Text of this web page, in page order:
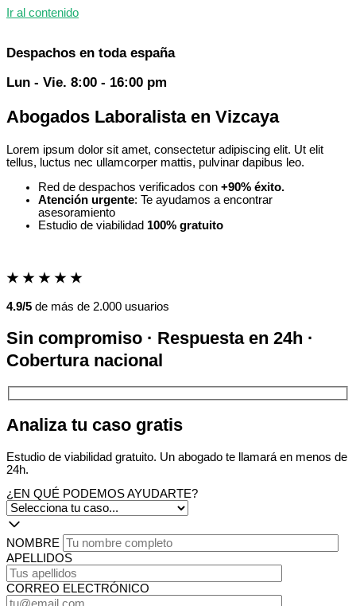
Ir al contenido
Despachos en toda españa
Lun - Vie. 8:00 - 16:00 pm
Abogados Laboralista en Vizcaya
Lorem ipsum dolor sit amet, consectetur adipiscing elit. Ut elit
tellus, luctus nec ullamcorper mattis, pulvinar dapibus leo.
Red de despachos verificados con +90% éxito.
Atención urgente: Te ayudamos a encontrar
asesoramiento
Estudio de viabilidad 100% gratuito
★ ★ ★ ★ ★
4.9/5 de más de 2.000 usuarios
Sin compromiso · Respuesta en 24h ·
Cobertura nacional
Analiza tu caso gratis
Estudio de viabilidad gratuito. Un abogado te llamará en menos de
24h.
¿EN QUÉ PODEMOS AYUDARTE?
NOMBRE
APELLIDOS
CORREO ELECTRÓNICO